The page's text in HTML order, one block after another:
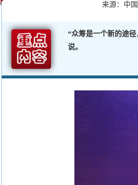
来源： 中
“众筹是一个新的途
说。